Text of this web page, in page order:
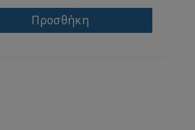
Προσθήκη